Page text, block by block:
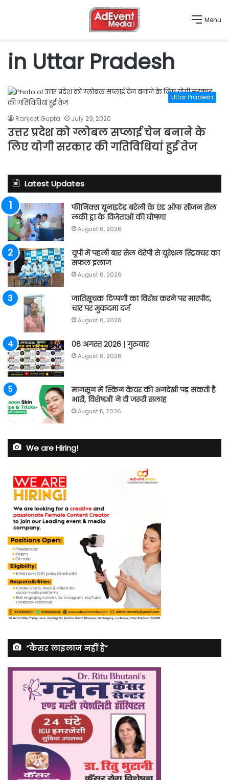
Menu
in Uttar Pradesh
Uttar Pradesh
Ranjeet Gupta July 29, 2020
उत्तर प्रदेश को ग्लोबल सप्लाई चेन बनाने के
लिए योगी सरकार की गतिविधियां हुई तेज
Latest Updates
फीनिक्स यूनाइटेड बरेली के एंड ऑफ सीजन सेल
लकी ड्रा के विजेताओं की घोषणा
August 6, 2026
यूपी में पहली बार सेल थेरेपी से यूरेथ्रल स्ट्रिक्चर का
सफल इलाज
August 6, 2026
जातिसूचक टिप्पणी का विरोध करने पर मारपीट,
चार पर मुकदमा दर्ज
August 6, 2026
06 अगस्त 2026 | गुरुवार
August 6, 2026
मानसून में स्किन केयर की अनदेखी पड़ सकती है
भारी, विशेषज्ञों ने दी जरूरी सलाह
August 5, 2026
We are Hiring!
“कैंसर लाइलाज नहीं है”